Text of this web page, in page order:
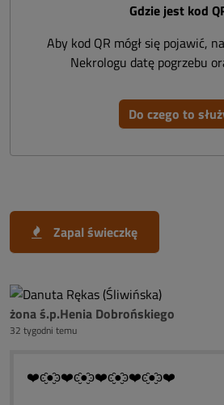
Gdzie jest kod
Aby kod QR mógł się pojawić,
Nekrologu datę pogrzebu
Do czego to
Zapal świeczkę
żona ś.p.Henia Dobrońskiego
32 tygodni temu
❤️ͼ̮̑●̮̑ͽ❤️ͼ̮̑●̮̑ͽ❤️ͼ̮̑●̮̑ͽ❤️ͼ̮̑●̮̑ͽ❤️